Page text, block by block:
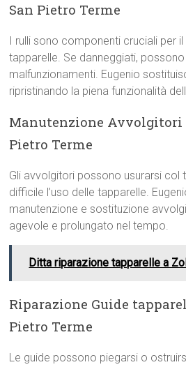
San Pietro Terme
I rulli sono componenti cruciali per
tapparelle. Se danneggiati,
malfunzionamenti. Eugenio
ripristinando la piena funzionalità
Manutenzione Avvolgitori
Pietro Terme
Gli avvolgitori possono usurarsi col
difficile l’uso delle tapparelle.
manutenzione e sostituzione
agevole e prolungato nel tempo.
Ditta riparazione tapparelle a
Riparazione Guide
Pietro Terme
Le guide possono piegarsi o